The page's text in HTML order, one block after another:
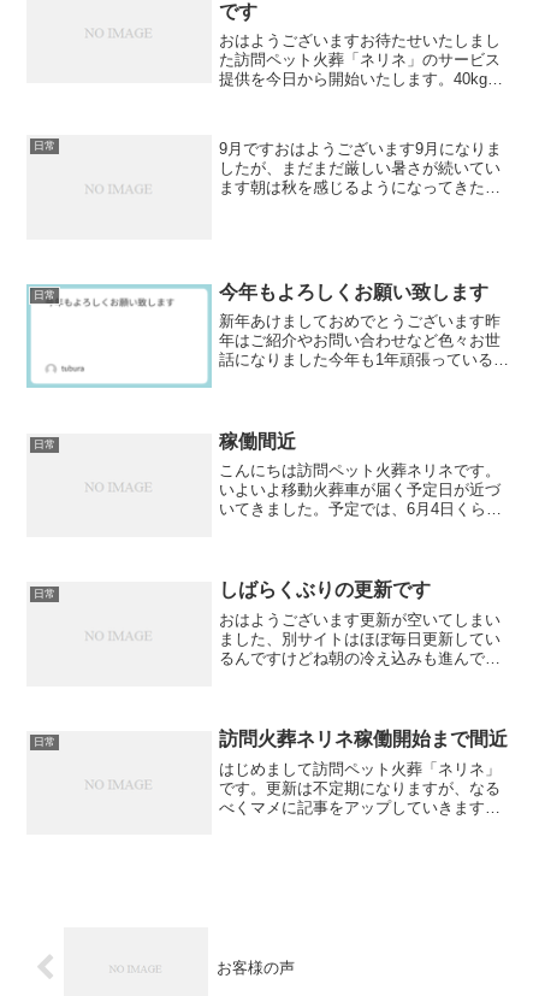
です
おはようございますお待たせいたしまし
た訪問ペット火葬「ネリネ」のサービス
提供を今日から開始いたします。40kg前
の一員であるペットが...
日常
9月ですおはようございます9月になりま
したが、まだまだ厳しい暑さが続いてい
ます朝は秋を感じるようになってきたの
日常 今年もよろしくお願い致します
新年あけましておめでとうございます昨
年はご紹介やお問い合わせなど色々お世
話になりました今年も1年頑張っている行
イマイチピンと来な...
日常 稼働間近
こんにちは訪問ペット火葬ネリネです。
いよいよ移動火葬車が届く予定日が近づ
いてきました。予定では、6月4日くらい
因になりますが、そ...
日常 しばらくぶりの更新です
おはようございます更新が空いてしまい
ました、別サイトはほぼ毎日更新してい
るんですけどね朝の冷え込みも進んで季
時間も短くなります。夏場は...
日常 訪問火葬ネリネ稼働開始まで間近
はじめまして訪問ペット火葬「ネリネ」
です。更新は不定期になりますが、なる
べくマメに記事をアップしていきますの
お客様の声